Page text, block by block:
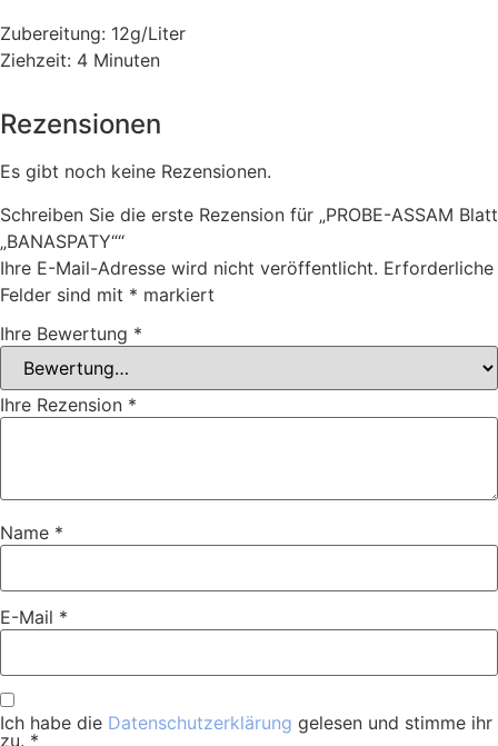
Zubereitung: 12g/Liter
Ziehzeit: 4 Minuten
Rezensionen
Es gibt noch keine Rezensionen.
Schreiben Sie die erste Rezension für „PROBE-ASSAM Blatt
„BANASPATY““
Ihre E-Mail-Adresse wird nicht veröffentlicht. Erforderliche
Felder sind mit * markiert
Ihre Bewertung *
Ihre Rezension *
Name *
E-Mail *
Ich habe die Datenschutzerklärung gelesen und stimme ihr
zu. *